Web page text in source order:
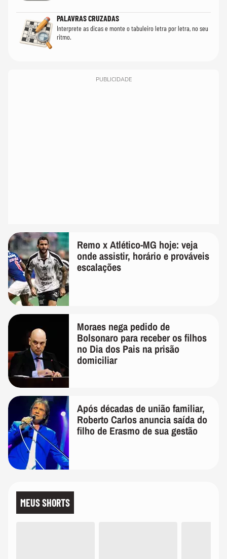
PALAVRAS CRUZADAS
Interprete as dicas e monte o tabuleiro letra por letra, no seu
ritmo.
PUBLICIDADE
Remo x Atlético-MG hoje: veja
onde assistir, horário e prováveis
escalações
Moraes nega pedido de
Bolsonaro para receber os filhos
no Dia dos Pais na prisão
domiciliar
Após décadas de união familiar,
Roberto Carlos anuncia saída do
filho de Erasmo de sua gestão
MEUS SHORTS